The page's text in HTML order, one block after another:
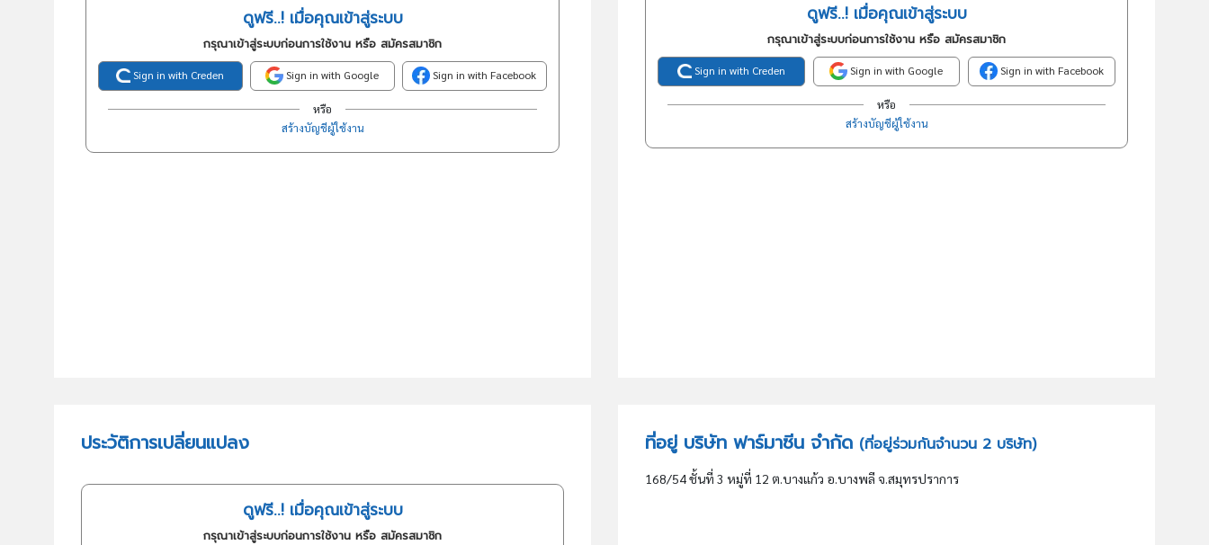
ดูฟรี..! เมื่อคุณเข้าสู่ระบบ
กรุณาเข้าสู่ระบบก่อนการใช้งาน หรือ สมัครสมาชิก
Sign in with Creden Sign in with Google Sign in with Facebook
หรือ
สร้างบัญชีผู้ใช้งาน
ดูฟรี..! เมื่อคุณเข้าสู่ระบบ
กรุณาเข้าสู่ระบบก่อนการใช้งาน หรือ สมัครสมาชิก
Sign in with Creden Sign in with Google Sign in with Facebook
หรือ
สร้างบัญชีผู้ใช้งาน
ประวัติการเปลี่ยนแปลง
ดูฟรี..! เมื่อคุณเข้าสู่ระบบ
กรุณาเข้าสู่ระบบก่อนการใช้งาน หรือ สมัครสมาชิก
ที่อยู่ บริษัท ฟาร์มาซีน จำกัด (ที่อยู่ร่วมกันจำนวน 2 บริษัท)
168/54 ชั้นที่ 3 หมู่ที่ 12 ต.บางแก้ว อ.บางพลี จ.สมุทรปราการ